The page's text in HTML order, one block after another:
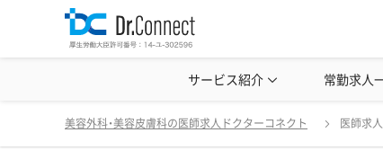
サービス紹介 常勤求人
美容クリニック見学・研修情報 美容外
美容外科・美容皮膚科の医師求人ドクターコネクト 医師求
勤務曜日固定の美容外科・美容皮膚科の医師求人一覧